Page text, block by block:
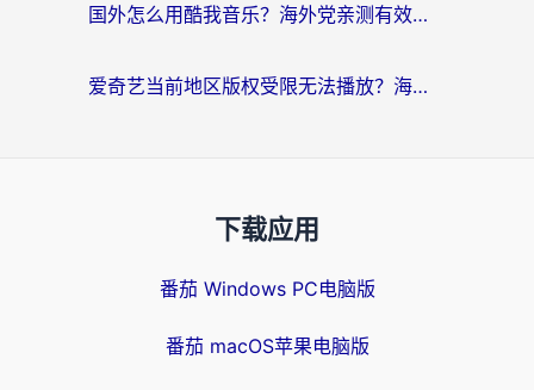
国外怎么用酷我音乐？海外党亲测有效的回国加速方案，附千千音乐中文歌收听指南
爱奇艺当前地区版权受限无法播放？海外党追剧看电影的终极解决方案来了
下载应用
番茄 Windows PC电脑版
番茄 macOS苹果电脑版